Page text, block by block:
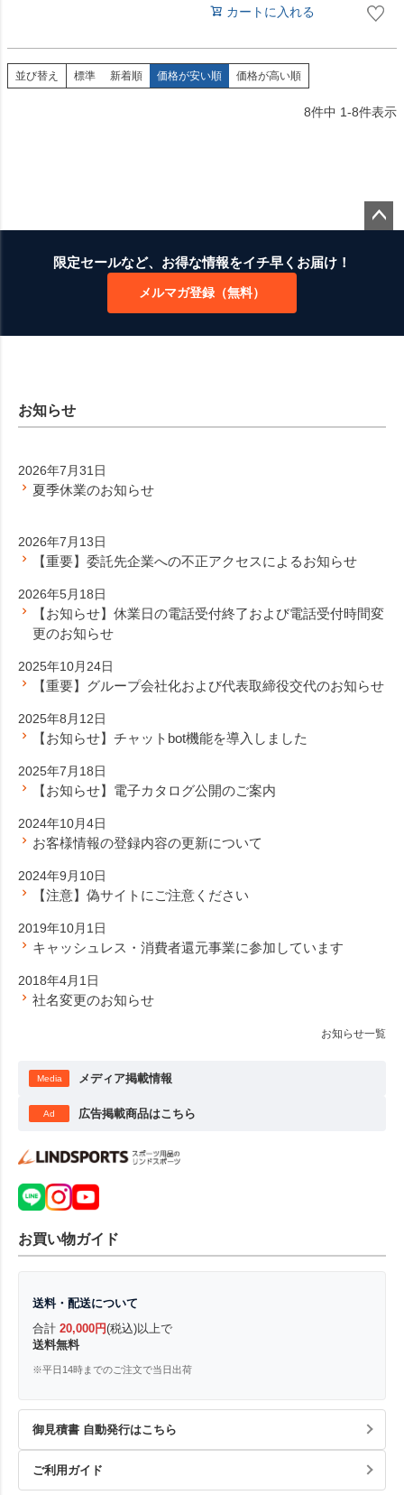
カートに入れる
並び替え 標準 新着順 価格が安い順 価格が高い順
8件中 1-8件表示
限定セールなど、お得な情報をイチ早くお届け！
メルマガ登録（無料）
お知らせ
2026年7月31日
夏季休業のお知らせ
2026年7月13日
【重要】委託先企業への不正アクセスによるお知らせ
2026年5月18日
【お知らせ】休業日の電話受付終了および電話受付時間変
更のお知らせ
2025年10月24日
【重要】グループ会社化および代表取締役交代のお知らせ
2025年8月12日
【お知らせ】チャットbot機能を導入しました
2025年7月18日
【お知らせ】電子カタログ公開のご案内
2024年10月4日
お客様情報の登録内容の更新について
2024年9月10日
【注意】偽サイトにご注意ください
2019年10月1日
キャッシュレス・消費者還元事業に参加しています
2018年4月1日
社名変更のお知らせ
お知らせ一覧
Media メディア掲載情報
Ad 広告掲載商品はこちら
お買い物ガイド
送料・配送について
合計 20,000円(税込)以上で
送料無料
※平日14時までのご注文で当日出荷
御見積書 自動発行はこちら
ご利用ガイド